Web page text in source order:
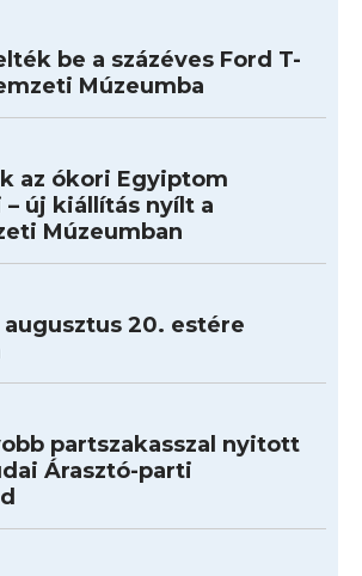
be a százéves Ford T-
Múzeumba
az ókori Egyiptom
új kiállítás nyílt a
Múzeumban
20. estére
partszakasszal nyitott
Árasztó-parti